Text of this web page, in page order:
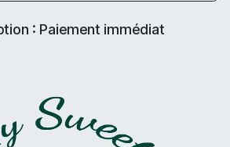
: Paiement immédiat